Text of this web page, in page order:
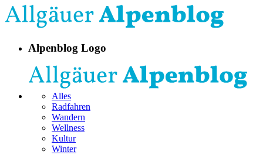
Alpenblog Logo
Alles
Radfahren
Wandern
Wellness
Kultur
Winter